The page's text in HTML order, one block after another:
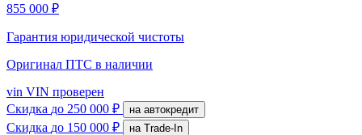
855 000 ₽
Гарантия юридической чистоты
Оригинал ПТС в наличии
vin VIN проверен
Скидка до 250 000 ₽ на автокредит
Скидка до 150 000 ₽
на Trade-In